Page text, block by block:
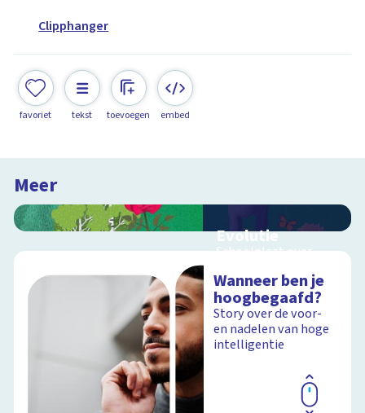
Clipphanger
favoriet tekst toevoegen embed
Meer
Evolutie
Schoolplaat over
geologische
tijdschaal
Wanneer ben je
hoogbegaafd?
Story over de voor-
en nadelen van hoge
intelligentie